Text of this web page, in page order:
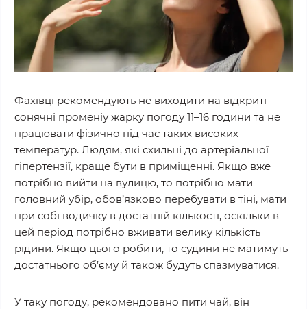
Фахівці рекомендують не виходити на відкриті
сонячні променіу жарку погоду 11–16 години та не
працювати фізично під час таких високих
температур. Людям, які схильні до артеріальної
гіпертензії, краще бути в приміщенні. Якщо вже
потрібно вийти на вулицю, то потрібно мати
головний убір, обов’язково перебувати в тіні, мати
при собі водичку в достатній кількості, оскільки в
цей період потрібно вживати велику кількість
рідини. Якщо цього робити, то судини не матимуть
достатнього об’єму й також будуть спазмуватися.
У таку погоду, рекомендовано пити чай, він